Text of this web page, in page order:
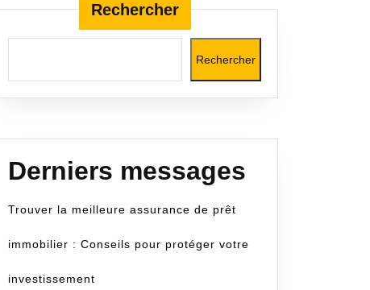
Rechercher
Rechercher
Derniers messages
Trouver la meilleure assurance de prêt
immobilier : Conseils pour protéger votre
investissement